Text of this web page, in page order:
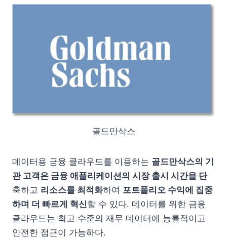
골드만삭스
데이터용 금융 클라우드를 이용하는 골드만삭스의 기
관 고객은 금융 애플리케이션의 시장 출시 시간을 단
축하고 리소스를 최적화하여 포트폴리오 수익에 집중
하며 더 빠르게 혁신할 수 있다. 데이터를 위한 금융
클라우드는 최고 수준의 재무 데이터에 능률적이고
안전한 접근이 가능하다.